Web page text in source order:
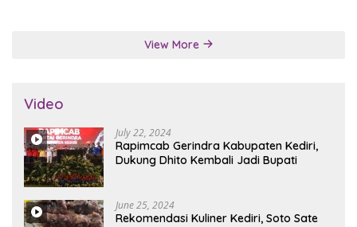
View More
Video
July 22, 2024
Rapimcab Gerindra Kabupaten Kediri,
Dukung Dhito Kembali Jadi Bupati
June 25, 2024
Rekomendasi Kuliner Kediri, Soto Sate